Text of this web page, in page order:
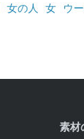
女の人 女 ウ
素材